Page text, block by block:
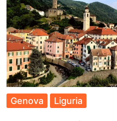
Genova Liguria